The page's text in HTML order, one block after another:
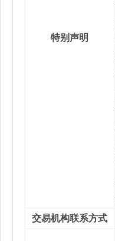
特别声明
交易机构联系方式